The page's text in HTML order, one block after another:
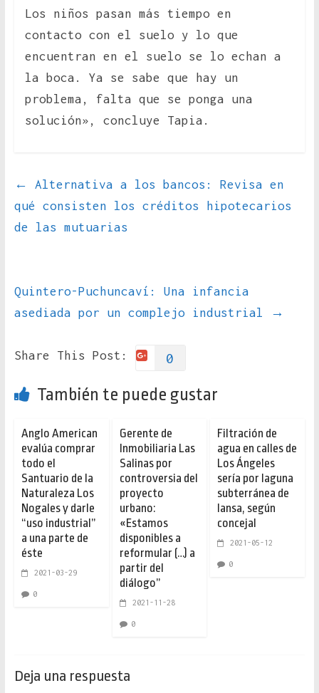
Los niños pasan más tiempo en
contacto con el suelo y lo que
encuentran en el suelo se lo echan a
la boca. Ya se sabe que hay un
problema, falta que se ponga una
solución», concluye Tapia.
←
Alternativa a los bancos: Revisa en
qué consisten los créditos hipotecarios
de las mutuarias
Quintero-Puchuncaví: Una infancia
asediada por un complejo industrial
→
Share This Post: 0
También te puede gustar
Anglo American
evalúa comprar
todo el
Santuario de la
Naturaleza Los
Nogales y darle
“uso industrial”
a una parte de
éste
2021-03-29
0
Gerente de
Inmobiliaria Las
Salinas por
controversia del
proyecto
urbano:
«Estamos
disponibles a
reformular (…) a
partir del
diálogo”
2021-11-28
0
Filtración de
agua en calles de
Los Ángeles
sería por laguna
subterránea de
Iansa, según
concejal
2021-05-12
0
Deja una respuesta